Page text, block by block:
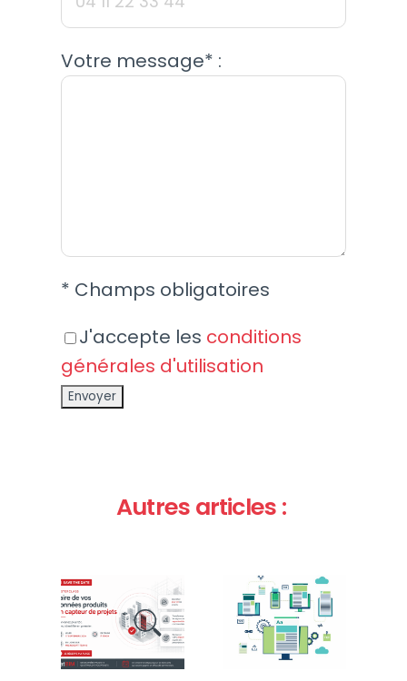
Votre message* :
* Champs obligatoires
J'accepte les conditions
générales d'utilisation
Autres articles :